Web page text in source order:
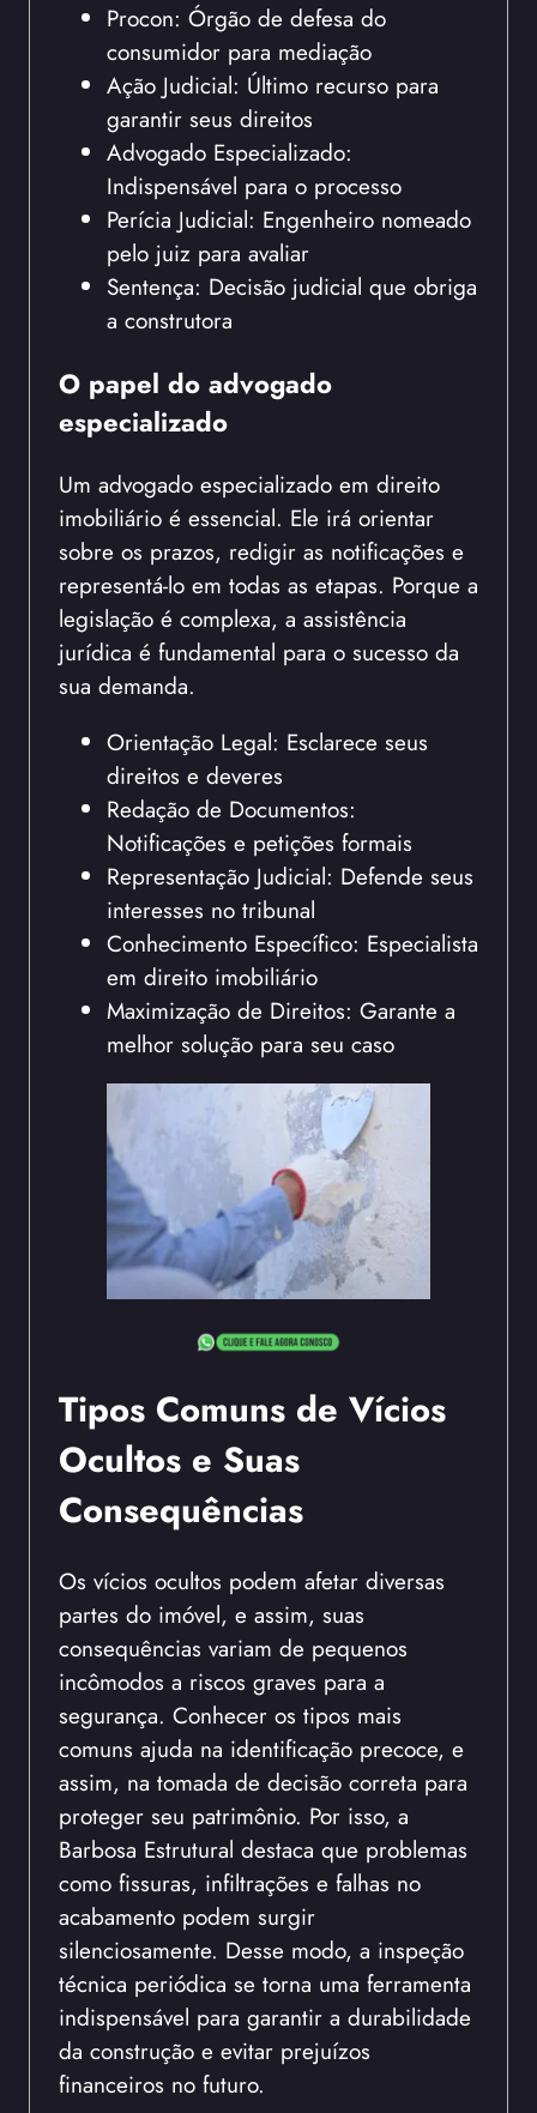
Procon: Órgão de defesa do
consumidor para mediação
Ação Judicial: Último recurso para
garantir seus direitos
Advogado Especializado:
Indispensável para o processo
Perícia Judicial: Engenheiro nomeado
pelo juiz para avaliar
Sentença: Decisão judicial que obriga
a construtora
O papel do advogado
especializado
Um advogado especializado em direito
imobiliário é essencial. Ele irá orientar
sobre os prazos, redigir as notificações e
representá-lo em todas as etapas. Porque a
legislação é complexa, a assistência
jurídica é fundamental para o sucesso da
sua demanda.
Orientação Legal: Esclarece seus
direitos e deveres
Redação de Documentos:
Notificações e petições formais
Representação Judicial: Defende seus
interesses no tribunal
Conhecimento Específico: Especialista
em direito imobiliário
Maximização de Direitos: Garante a
melhor solução para seu caso
Tipos Comuns de Vícios
Ocultos e Suas
Consequências
Os vícios ocultos podem afetar diversas
partes do imóvel, e assim, suas
consequências variam de pequenos
incômodos a riscos graves para a
segurança. Conhecer os tipos mais
comuns ajuda na identificação precoce, e
assim, na tomada de decisão correta para
proteger seu patrimônio. Por isso, a
Barbosa Estrutural destaca que problemas
como fissuras, infiltrações e falhas no
acabamento podem surgir
silenciosamente. Desse modo, a inspeção
técnica periódica se torna uma ferramenta
indispensável para garantir a durabilidade
da construção e evitar prejuízos
financeiros no futuro.